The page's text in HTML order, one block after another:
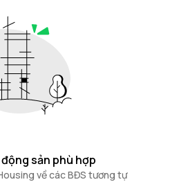
sản phù hợp
về các BĐS tương tự